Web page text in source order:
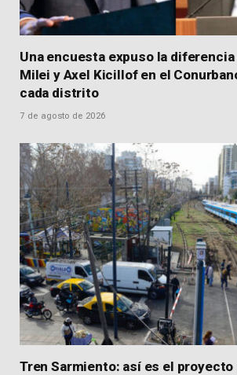
Una encuesta expuso la
Milei y Axel Kicillof en el
cada distrito
7 de agosto de 2026
Tren Sarmiento: así es el proyecto